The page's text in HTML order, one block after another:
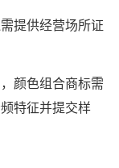
提供经营场所证
颜色组合商标需
特征并提交样